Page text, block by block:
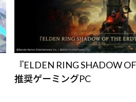
『ELDEN RING SHADOW
推奨ゲーミングPC